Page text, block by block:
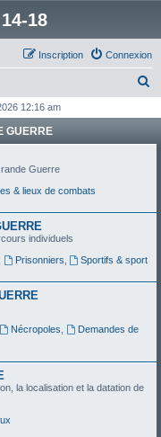
18
Connexion
Inscription
h
c
12:16 am
GUERRE
Guerre
& lieux de combats
individuels
Prisonniers
Sportifs & sport
Nécropoles
Demandes de
la localisation et la datation de